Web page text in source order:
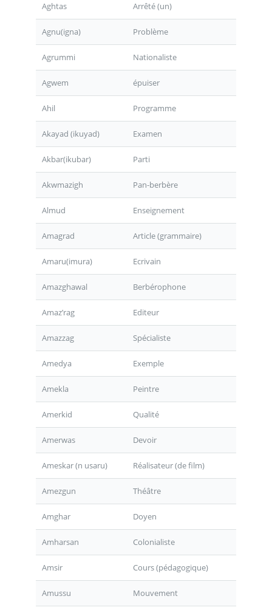
Aghtas Arrêté (un)
Agnu(igna) Problème
Agrummi Nationaliste
Agwem épuiser
Ahil Programme
Akayad (ikuyad) Examen
Akbar(ikubar) Parti
Akwmazigh Pan-berbère
Almud Enseignement
Amagrad Article (grammaire)
Amaru(imura) Ecrivain
Amazghawal Berbérophone
Amaz’rag Editeur
Amazzag Spécialiste
Amedya Exemple
Amekla Peintre
Amerkid Qualité
Amerwas Devoir
Ameskar (n usaru) Réalisateur (de film)
Amezgun Théâtre
Amghar Doyen
Amharsan Colonialiste
Amsir Cours (pédagogique)
Amussu Mouvement